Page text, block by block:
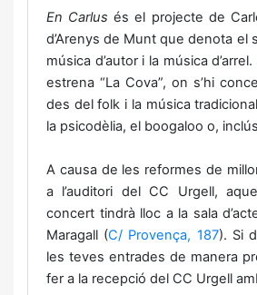
En Carlus és el projecte de
d’Arenys de Munt que denota el
música d’autor i la música
estrena “La Cova”, on s’hi
des del folk i la música
la psicodèlia, el boogaloo o,
A causa de les reformes de
a l’auditori del CC Urgell,
concert tindrà lloc a la sala
Maragall (C/ Provença, 187). Si
les teves entrades de manera
fer a la recepció del CC Urgell